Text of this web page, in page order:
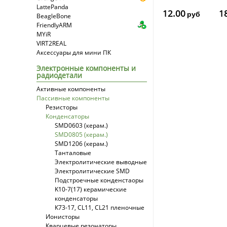
LattePanda
BeagleBone
FriendlyARM
MYiR
VIRT2REAL
Аксессуары для мини ПК
Электронные компоненты и
радиодетали
Активные компоненты
Пассивные компоненты
Резисторы
Конденсаторы
SMD0603 (керам.)
SMD0805 (керам.)
SMD1206 (керам.)
Танталовые
Электролитические выводные
Электролитические SMD
Подстроечные конденстаоры
K10-7(17) керамические
конденсаторы
К73-17, CL11, CL21 пленочные
Ионисторы
резонатор 8
МГц
12.00 руб